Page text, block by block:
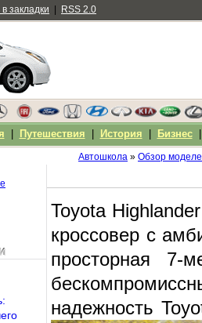
Автошкола » Обзор
Toyota
кроссовер с
просторная 7-
надежность
закладки RSS 2.0
Путешествия История Бизнес